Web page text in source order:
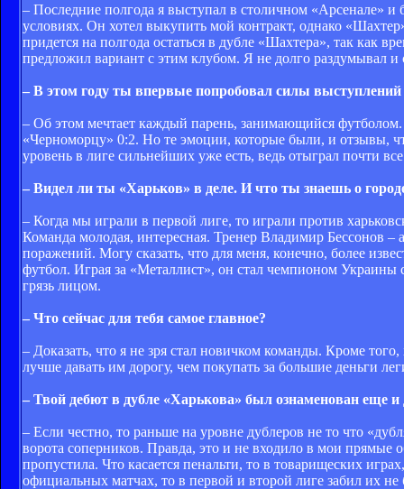
– Последние полгода я выступал в столичном «Арсенале»
условиях. Он хотел выкупить мой контракт, однако
придется на полгода остаться в дубле «Шахтера», так как
предложил вариант с этим клубом. Я не долго раздумывал и
– В этом году ты впервые попробовал силы
– Об этом мечтает каждый парень, занимающийся
«Черноморцу» 0:2. Но те эмоции, которые были, и отзывы,
уровень в лиге сильнейших уже есть, ведь отыграл почти
– Видел ли ты «Харьков» в деле. И что ты знаешь о
– Когда мы играли в первой лиге, то играли против
Команда молодая, интересная. Тренер Владимир Бессонов
поражений. Могу сказать, что для меня, конечно, более
футбол. Играя за «Металлист», он стал чемпионом Украины
грязь лицом.
– Что сейчас для тебя самое главное?
– Доказать, что я не зря стал новичком команды. Кроме
лучше давать им дорогу, чем покупать за большие деньги
– Твой дебют в дубле «Харькова» был ознаменован еще
– Если честно, то раньше на уровне дублеров не то что
ворота соперников. Правда, это и не входило в мои прямые
пропустила. Что касается пенальти, то в товарищеских
официальных матчах, то в первой и второй лиге забил их не